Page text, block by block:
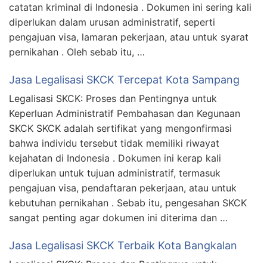
catatan kriminal di Indonesia . Dokumen ini sering kali
diperlukan dalam urusan administratif, seperti
pengajuan visa, lamaran pekerjaan, atau untuk syarat
pernikahan . Oleh sebab itu, …
Jasa Legalisasi SKCK Tercepat Kota Sampang
Legalisasi SKCK: Proses dan Pentingnya untuk
Keperluan Administratif Pembahasan dan Kegunaan
SKCK SKCK adalah sertifikat yang mengonfirmasi
bahwa individu tersebut tidak memiliki riwayat
kejahatan di Indonesia . Dokumen ini kerap kali
diperlukan untuk tujuan administratif, termasuk
pengajuan visa, pendaftaran pekerjaan, atau untuk
kebutuhan pernikahan . Sebab itu, pengesahan SKCK
sangat penting agar dokumen ini diterima dan …
Jasa Legalisasi SKCK Terbaik Kota Bangkalan